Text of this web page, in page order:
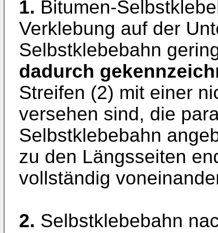
1. Bitumen-
Verklebung auf der
Selbstklebebahn
dadurch
Streifen (2) mit einer
versehen sind, die
Selbstklebebahn
zu den Längsseiten
vollständig
2. Selbstklebebahn